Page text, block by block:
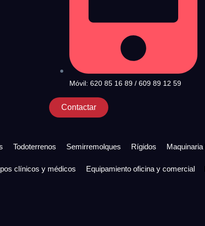
Móvil: 620 85 16 89 / 609 89 12 59
Contactar
Todoterrenos Semirremolques Rígidos Maquinaria
clínicos y médicos Equipamiento oficina y comercial